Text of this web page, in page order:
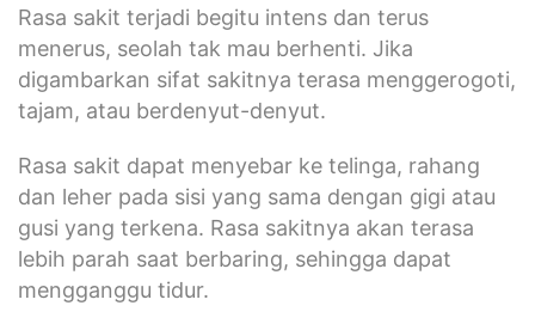
Rasa sakit terjadi begitu intens dan terus
menerus, seolah tak mau berhenti. Jika
digambarkan sifat sakitnya terasa menggerogoti,
tajam, atau berdenyut-denyut.
Rasa sakit dapat menyebar ke telinga, rahang
dan leher pada sisi yang sama dengan gigi atau
gusi yang terkena. Rasa sakitnya akan terasa
lebih parah saat berbaring, sehingga dapat
mengganggu tidur.